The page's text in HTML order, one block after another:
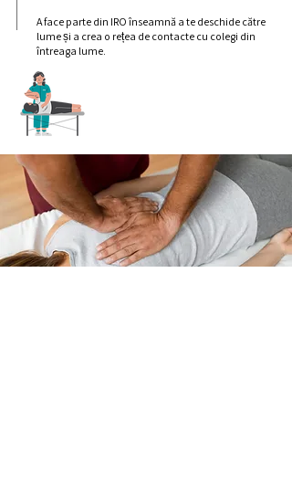
A face parte din IRO înseamnă a te deschide către
lume și a crea o rețea de contacte cu colegi din
întreaga lume.